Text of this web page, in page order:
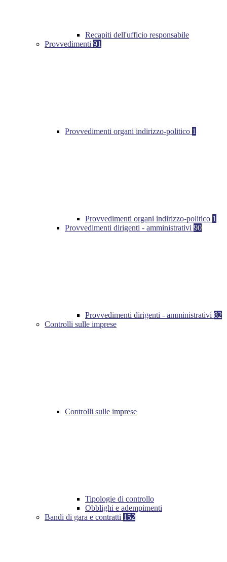
Recapiti dell'ufficio responsabile
Provvedimenti 91
Provvedimenti organi indirizzo-politico 1
Provvedimenti organi indirizzo-politico 1
Provvedimenti dirigenti - amministrativi 90
Provvedimenti dirigenti - amministrativi 82
Controlli sulle imprese
Controlli sulle imprese
Tipologie di controllo
Obblighi e adempimenti
Bandi di gara e contratti 152